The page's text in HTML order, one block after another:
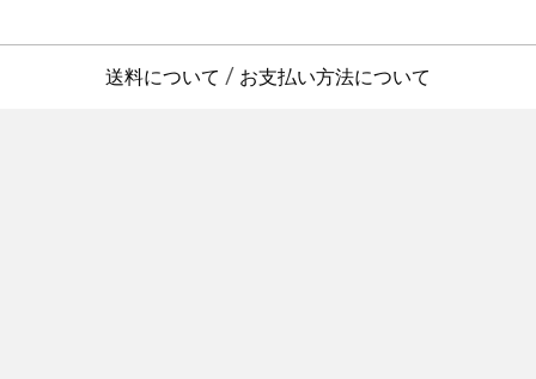
送料について / お支払い方法について